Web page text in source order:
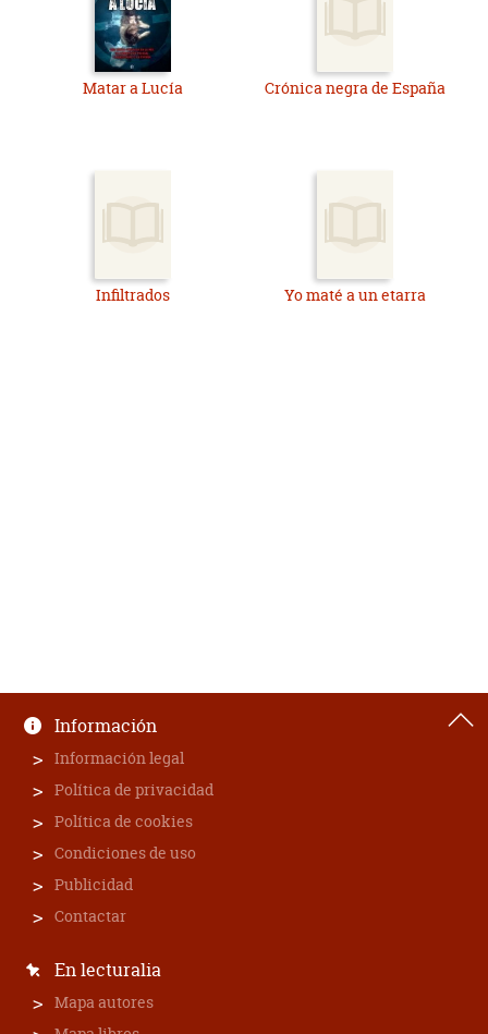
Matar a Lucía Crónica negra de España
Infiltrados Yo maté a un etarra
Información
Información legal
Política de privacidad
Política de cookies
Condiciones de uso
Publicidad
Contactar
En lecturalia
Mapa autores